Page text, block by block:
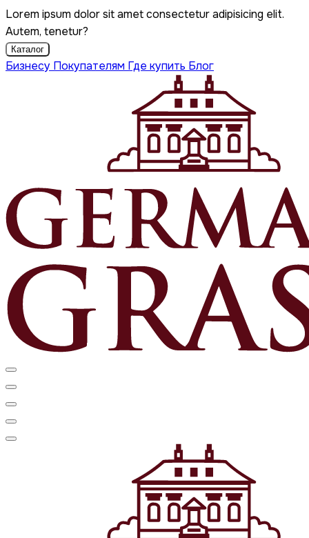
Lorem ipsum dolor sit amet consectetur adipisicing elit.
Autem, tenetur?
Каталог
Бизнесу Покупателям Где купить Блог